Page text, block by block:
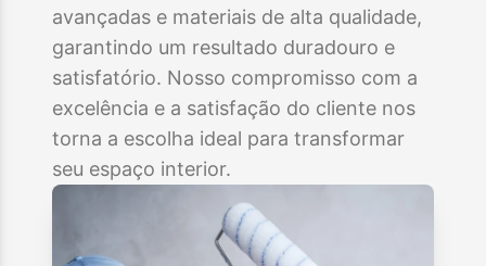
avançadas e materiais de alta qualidade,
garantindo um resultado duradouro e
satisfatório. Nosso compromisso com a
excelência e a satisfação do cliente nos
torna a escolha ideal para transformar
seu espaço interior.